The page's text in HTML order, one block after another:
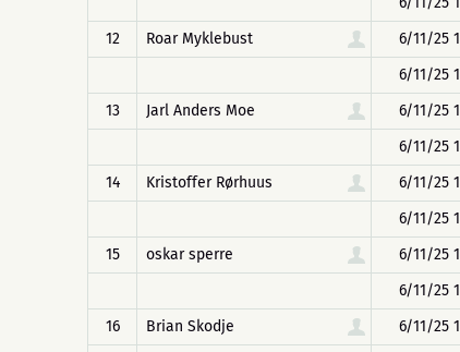
12
Roar Myklebust 6/11/25
6/11/25
13
Jarl Anders Moe 6/11/25
6/11/25
14
Kristoffer Rørhuus 6/11/25
6/11/25
15
oskar sperre 6/11/25
6/11/25
16
Brian Skodje 6/11/25